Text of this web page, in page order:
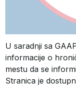
U saradnji sa
informacije o
mestu da se
Stranica je